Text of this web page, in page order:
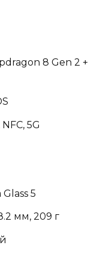
8 Gen 2 +
5G
5
мм, 209 г